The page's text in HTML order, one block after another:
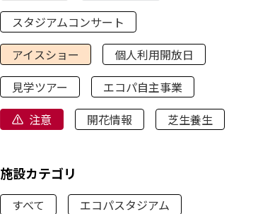
スタジアムコンサート
アイスショー
個人利用開放日
見学ツアー
エコパ自主事業
注意
開花情報 芝生養生
施設カテゴリ
すべて
エコパスタジアム